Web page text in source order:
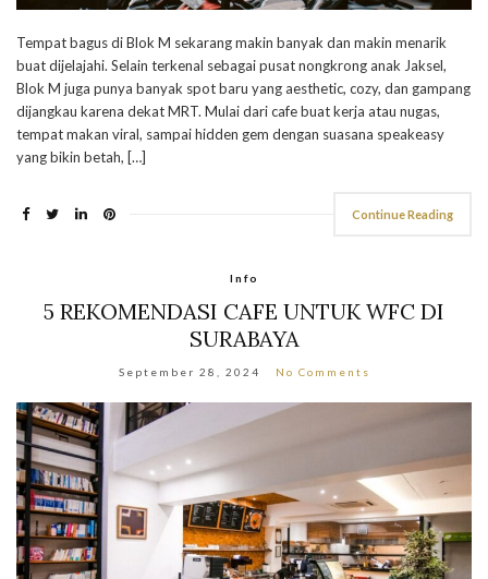
Tempat bagus di Blok M sekarang makin banyak dan makin menarik
buat dijelajahi. Selain terkenal sebagai pusat nongkrong anak Jaksel,
Blok M juga punya banyak spot baru yang aesthetic, cozy, dan gampang
dijangkau karena dekat MRT. Mulai dari cafe buat kerja atau nugas,
tempat makan viral, sampai hidden gem dengan suasana speakeasy
yang bikin betah, […]
Continue Reading
Info
5 REKOMENDASI CAFE UNTUK WFC DI
SURABAYA
September 28, 2024 No Comments